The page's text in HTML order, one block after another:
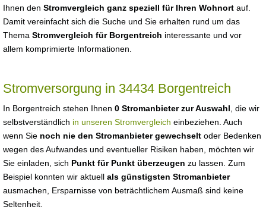
Ihnen den Stromvergleich ganz speziell für Ihren Wohnort auf.
Damit vereinfacht sich die Suche und Sie erhalten rund um das
Thema Stromvergleich für Borgentreich interessante und vor
allem komprimierte Informationen.
Stromversorgung in 34434 Borgentreich
In Borgentreich stehen Ihnen 0 Stromanbieter zur Auswahl , die wir
selbstverständlich in unseren Stromvergleich einbeziehen. Auch
wenn Sie noch nie den Stromanbieter gewechselt oder Bedenken
wegen des Aufwandes und eventueller Risiken haben, möchten wir
Sie einladen, sich Punkt für Punkt überzeugen zu lassen. Zum
Beispiel konnten wir aktuell als günstigsten Stromanbieter
ausmachen, Ersparnisse von beträchtlichem Ausmaß sind keine
Seltenheit.